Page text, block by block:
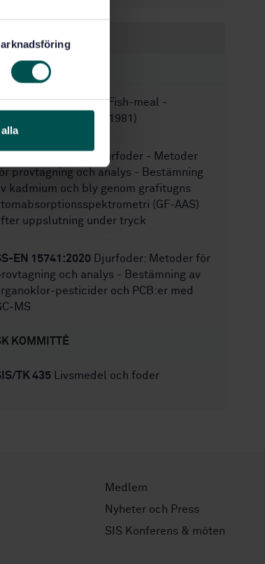
område
EN ISO 7088:2005Fish-meal -
Vocabulary (ISO 7088:1981)
Djurfoder - Metoder
provtagning och analys - Bestämning
kadmium och bly genom grafitugns
(GF-AAS)
uppslutning under tryck
EN 15741:2020 Djurfoder: Metoder för
och analys - Bestämning av
pesticider och PCB:er med
MS
KOMMITTÉ
TK 435 Livsmedel och foder
Medlem
Nyheter och Press
SIS Konferens & möten